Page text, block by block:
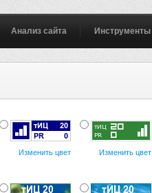
Анализ сайта Инструменты
Изменить цвет Изменить цвет